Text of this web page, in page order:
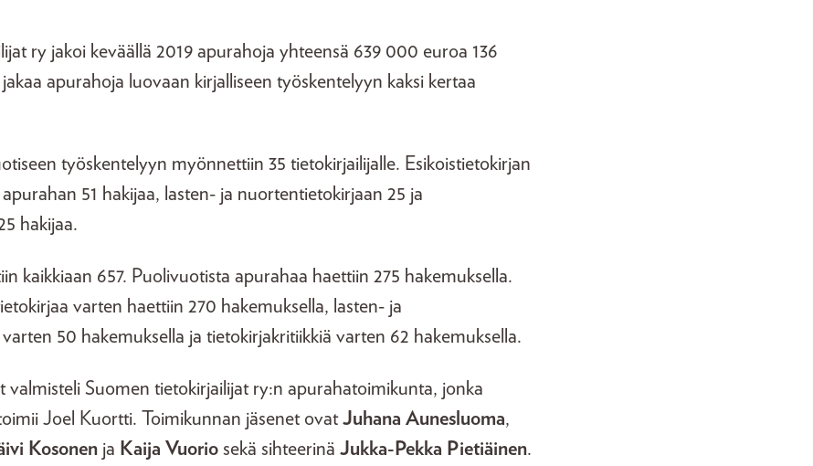
ry jakoi keväällä 2019 apurahoja yhteensä 639 000 euroa 136
apurahoja luovaan kirjalliseen työskentelyyn kaksi kertaa
työskentelyyn myönnettiin 35 tietokirjailijalle. Esikoistietokirjan
51 hakijaa, lasten- ja nuortentietokirjaan 25 ja
hakijaa.
kaikkiaan 657. Puolivuotista apurahaa haettiin 275 hakemuksella.
varten haettiin 270 hakemuksella, lasten- ja
50 hakemuksella ja tietokirjakritiikkiä varten 62 hakemuksella.
valmisteli Suomen tietokirjailijat ry:n apurahatoimikunta, jonka
Joel Kuortti. Toimikunnan jäsenet ovatJuhana Aunesluoma,
Kosonen ja Kaija Vuorio sekä sihteerinä Jukka-Pekka Pietiäinen.